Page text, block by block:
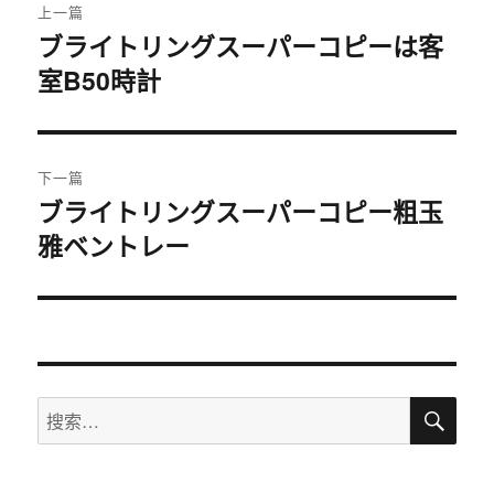
章
导
航
上一篇
上
篇
章：
ブライトリングスーパーコピーは客
室B50時計
下一篇
下
篇
章：
ブライトリングスーパーコピー粗玉
雅ベントレー
搜
索：
搜